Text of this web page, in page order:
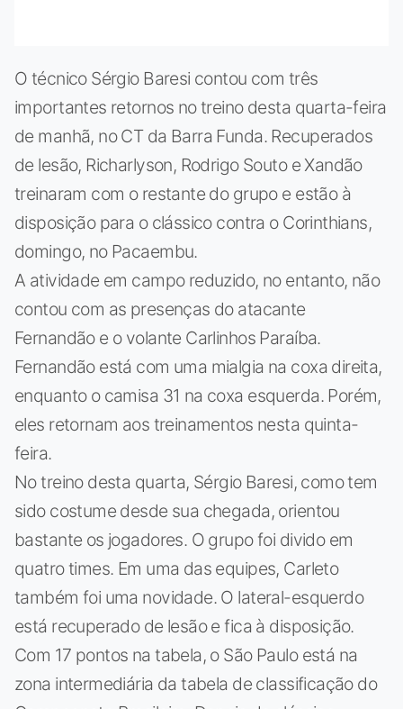
O técnico Sérgio Baresi contou com três
importantes retornos no treino desta quarta-feira
de manhã, no CT da Barra Funda. Recuperados
de lesão, Richarlyson, Rodrigo Souto e Xandão
treinaram com o restante do grupo e estão à
disposição para o clássico contra o Corinthians,
domingo, no Pacaembu.
A atividade em campo reduzido, no entanto, não
contou com as presenças do atacante
Fernandão e o volante Carlinhos Paraíba.
Fernandão está com uma mialgia na coxa direita,
enquanto o camisa 31 na coxa esquerda. Porém,
eles retornam aos treinamentos nesta quinta-
feira.
No treino desta quarta, Sérgio Baresi, como tem
sido costume desde sua chegada, orientou
bastante os jogadores. O grupo foi divido em
quatro times. Em uma das equipes, Carleto
também foi uma novidade. O lateral-esquerdo
está recuperado de lesão e fica à disposição.
Com 17 pontos na tabela, o São Paulo está na
zona intermediária da tabela de classificação do